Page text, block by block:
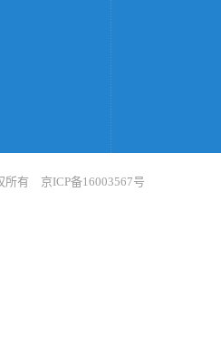
所有 京ICP备16003567号